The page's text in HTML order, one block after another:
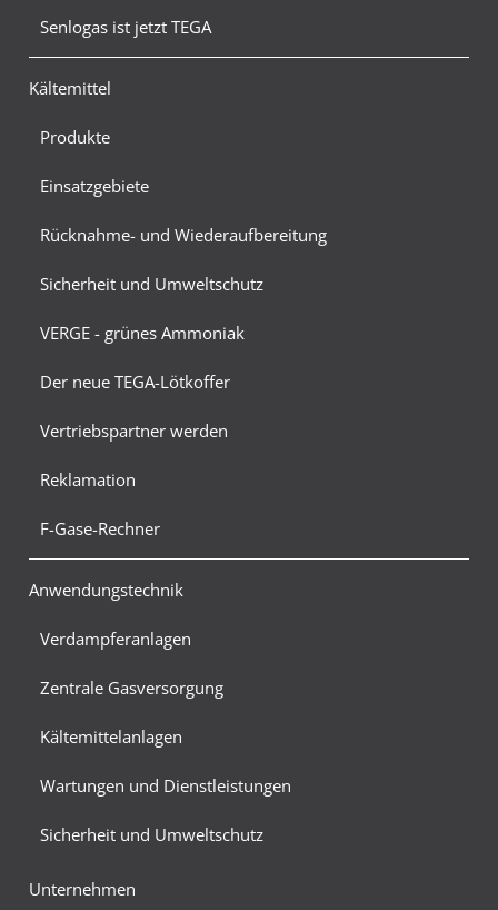
Senlogas ist jetzt TEGA
Kältemittel
Produkte
Einsatzgebiete
Rücknahme- und Wiederaufbereitung
Sicherheit und Umweltschutz
VERGE - grünes Ammoniak
Der neue TEGA-Lötkoffer
Vertriebspartner werden
Reklamation
F-Gase-Rechner
Anwendungstechnik
Verdampferanlagen
Zentrale Gasversorgung
Kältemittelanlagen
Wartungen und Dienstleistungen
Sicherheit und Umweltschutz
Unternehmen